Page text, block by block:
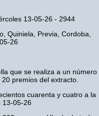
13-05-26 - 2944
Quiniela, Previa, Cordoba,
26
que se realiza a un número
premios del extracto.
cuarenta y cuatro a la
13-05-26